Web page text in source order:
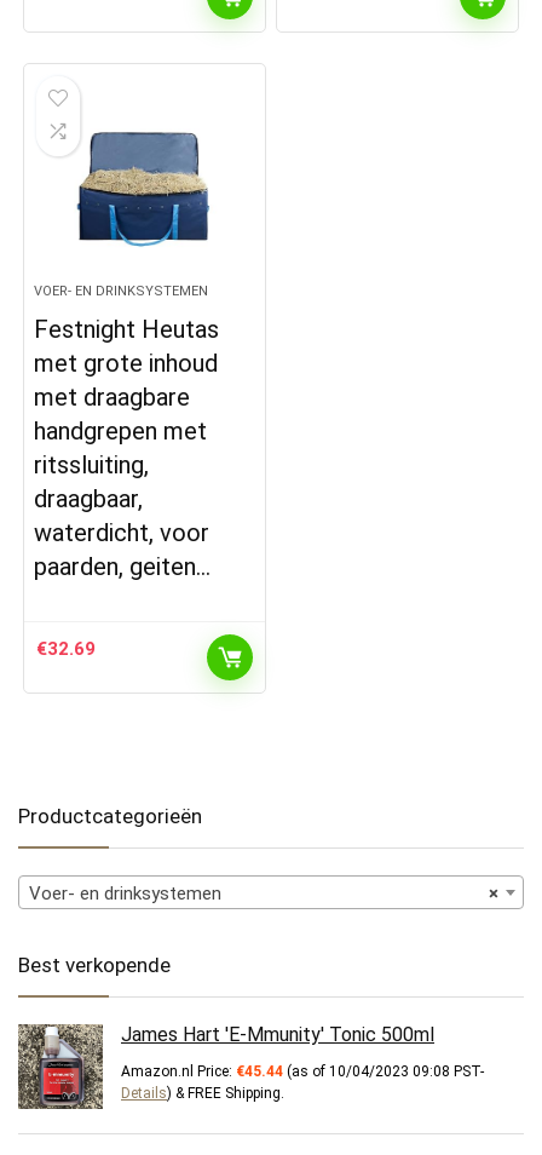
VOER- EN DRINKSYSTEMEN
Festnight Heutas
met grote inhoud
met draagbare
handgrepen met
ritssluiting,
draagbaar,
waterdicht, voor
paarden, geiten…
€32.69
Productcategorieën
×
Voer- en drinksystemen
Best verkopende
James Hart 'E-Mmunity' Tonic 500ml
Amazon.nl Price: €45.44 (as of 10/04/2023 09:08 PST-
Details) & FREE Shipping